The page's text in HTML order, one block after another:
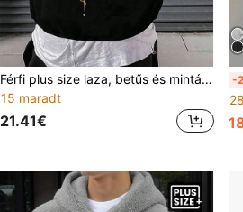
Férfi plus size laza, betűs és mintás, hosszú ujjú pulóver, őszi és téli, 2000-es évekbeli stílus
15 maradt
21.41€
-